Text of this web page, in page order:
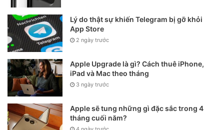
bám bụi bẩn xung quanh chân sạc hoặc dây cắm tai nghe,
loa… Vì thế, muốn làm sạch hết bụi bẩn một cách dễ dàng
mà không làm tác động đến bên trong máy, bạn có thể
dùng tăm để thay thế trong trường hợp không có bơm kim
tiêm.
5. Sơ cứu điện thoại khi bị rơi
vào nước
Lý do thật sự khiến Telegram bị gỡ khỏi
App Store
2 ngày trước
Apple Upgrade là gì? Cách thuê iPhone,
iPad và Mac theo tháng
3 ngày trước
Apple sẽ tung những gì đặc sắc trong 4
tháng cuối năm?